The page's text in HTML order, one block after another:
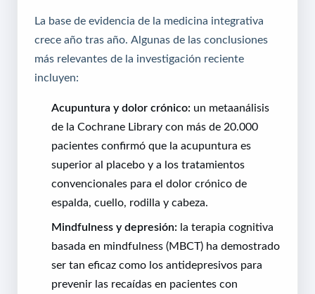
La base de evidencia de la medicina integrativa
crece año tras año. Algunas de las conclusiones
más relevantes de la investigación reciente
incluyen:
Acupuntura y dolor crónico: un metaanálisis
de la Cochrane Library con más de 20.000
pacientes confirmó que la acupuntura es
superior al placebo y a los tratamientos
convencionales para el dolor crónico de
espalda, cuello, rodilla y cabeza.
Mindfulness y depresión: la terapia cognitiva
basada en mindfulness (MBCT) ha demostrado
ser tan eficaz como los antidepresivos para
prevenir las recaídas en pacientes con